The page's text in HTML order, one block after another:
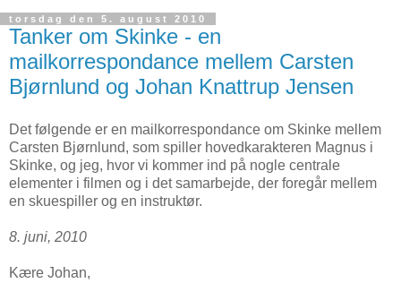
torsdag den 5. august 2010
Tanker om Skinke - en
mailkorrespondance mellem Carsten
Bjørnlund og Johan Knattrup Jensen
Det følgende er en mailkorrespondance om Skinke mellem
Carsten Bjørnlund, som spiller hovedkarakteren Magnus i
Skinke, og jeg, hvor vi kommer ind på nogle centrale
elementer i filmen og i det samarbejde, der foregår mellem
en skuespiller og en instruktør.
8. juni, 2010
Kære Johan,